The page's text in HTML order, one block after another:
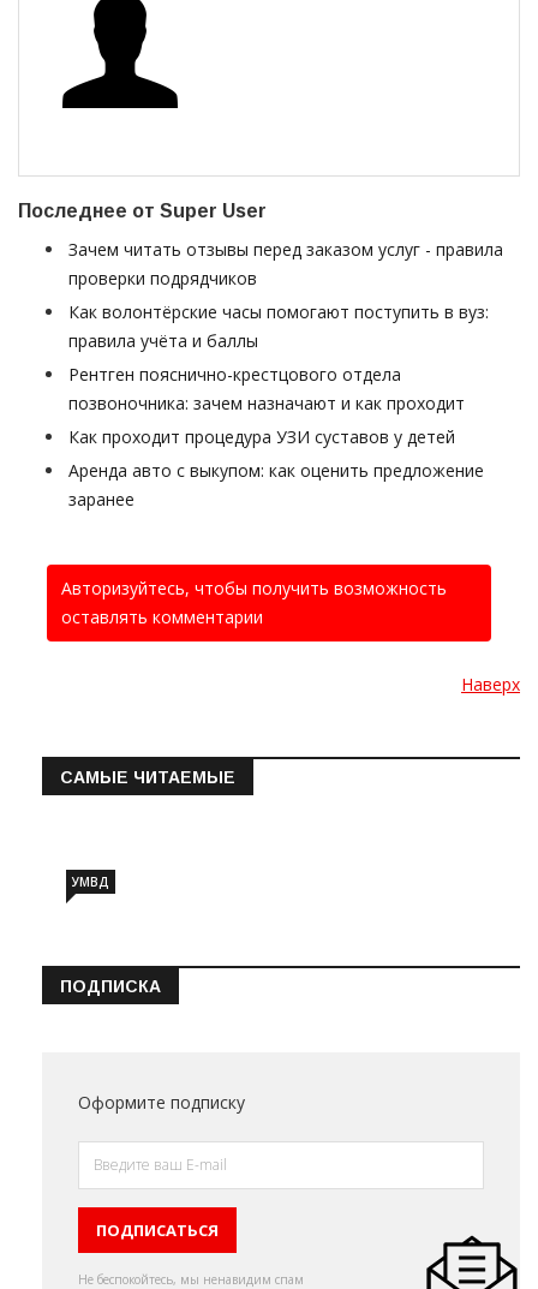
Последнее от Super User
Зачем читать отзывы перед заказом услуг - правила
проверки подрядчиков
Как волонтёрские часы помогают поступить в вуз:
правила учёта и баллы
Рентген пояснично-крестцового отдела
позвоночника: зачем назначают и как проходит
Как проходит процедура УЗИ суставов у детей
Аренда авто с выкупом: как оценить предложение
заранее
Авторизуйтесь, чтобы получить возможность
оставлять комментарии
Наверх
САМЫЕ ЧИТАЕМЫЕ
УМВД
ПОДПИСКА
Оформите подписку
Не беспокойтесь, мы ненавидим спам